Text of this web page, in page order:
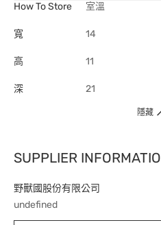
How To Store
室溫
寬 14
高 11
深 21
隱藏
SUPPLIER
野獸國股份有限公司
undefined